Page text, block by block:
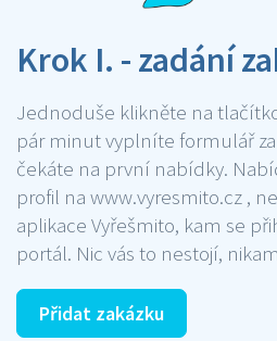
Krok I. - zadání
Jednoduše klikněte na
pár minut vyplníte formulář
čekáte na první nabídky.
profil na www.vyresmito.cz ,
aplikace Vyřešmito, kam se
portál. Nic vás to nestojí,
Přidat zakázku